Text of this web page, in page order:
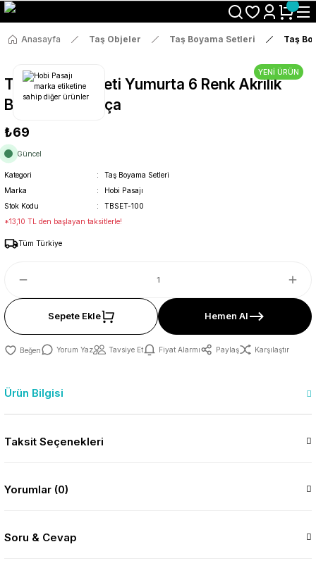
Size Özel "HG10" Koduyla Sepette Hemen %10 İndirimi Kaçırma
Anasayfa Taş Objeler Taş Boyama Setleri Taş
YENİ ÜRÜN
Taş Boyama Seti Yumurta 6 Renk Akrilik
Boya 5ml + Fırça
₺69
Güncel
Kategori
Taş Boyama Setleri
Marka
Hobi Pasajı
Stok Kodu
TBSET-100
*13,10 TL den başlayan taksitlerle!
Tüm Türkiye
Sepete Ekle Hemen Al
Yorum Yaz Tavsiye Et Fiyat Alarmı Paylaş Karşılaştır
Ürün Bilgisi
Taksit Seçenekleri
Yorumlar (0)
Soru & Cevap